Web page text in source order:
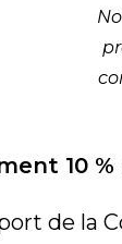
10
de la